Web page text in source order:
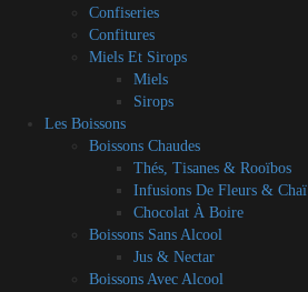
Confiseries
Confitures
Miels Et Sirops
Miels
Sirops
Les Boissons
Boissons Chaudes
Thés, Tisanes & Rooïbos
Infusions De Fleurs & Chaï
Chocolat À Boire
Boissons Sans Alcool
Jus & Nectar
Boissons Avec Alcool